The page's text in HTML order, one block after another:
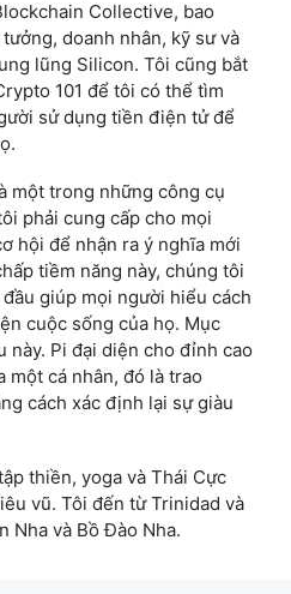
Collective, bao
doanh nhân, kỹ sư và
lũng Silicon. Tôi cũng bắt
101 để tôi có thể tìm
sử dụng tiền điện tử để
một trong những công cụ
phải cung cấp cho mọi
hội để nhận ra ý nghĩa mới
tiềm năng này, chúng tôi
giúp mọi người hiểu cách
cuộc sống của họ. Mục
này. Pi đại diện cho đỉnh cao
một cá nhân, đó là trao
cách xác định lại sự giàu
thiền, yoga và Thái Cực
vũ. Tôi đến từ Trinidad và
Nha và Bồ Đào Nha.